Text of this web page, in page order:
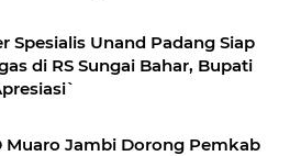
Unand Padang Siap
di RS Sungai Bahar, Bupati
Muaro Jambi Dorong Pemkab